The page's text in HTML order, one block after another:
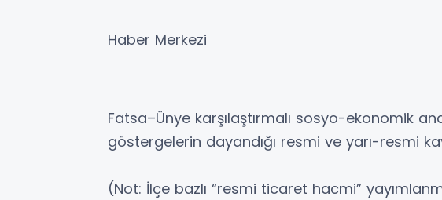
Haber Merkezi
Fatsa–Ünye karşılaştırmalı sosyo-ekonomik
göstergelerin dayandığı resmi ve yarı-resmi
(Not: İlçe bazlı “resmi ticaret hacmi”